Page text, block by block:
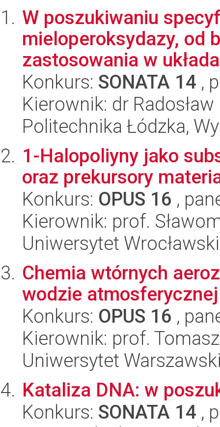
W poszukiwaniu
mieloperoksydazy, od
zastosowania w
Konkurs: SONATA 14 ,
Kierownik: dr
Politechnika Łódzka,
1-Halopoliyny jako
oraz prekursory
Konkurs: OPUS 16 ,
Kierownik: prof.
Uniwersytet
Chemia wtórnych
wodzie atmosferycznej
Konkurs: OPUS 16 ,
Kierownik: prof.
Uniwersytet
Kataliza DNA: w
Konkurs: SONATA 14 ,